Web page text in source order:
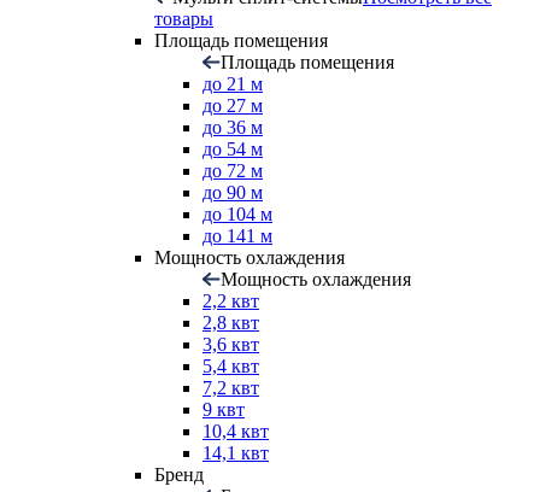
товары
Площадь помещения
Площадь помещения
до 21 м
до 27 м
до 36 м
до 54 м
до 72 м
до 90 м
до 104 м
до 141 м
Мощность охлаждения
Мощность охлаждения
2,2 квт
2,8 квт
3,6 квт
5,4 квт
7,2 квт
9 квт
10,4 квт
14,1 квт
Бренд